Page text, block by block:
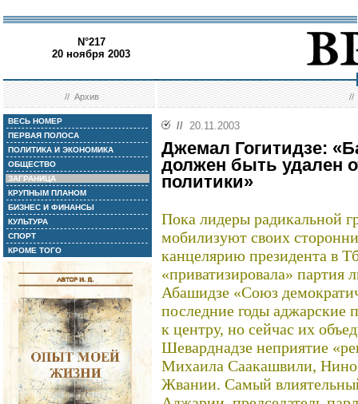
N°217
20 ноября 2003
//Архив //
ВЕСЬ НОМЕР
ПЕРВАЯ ПОЛОСА
ПОЛИТИКА И ЭКОНОМИКА
ОБЩЕСТВО
ЗАГРАНИЦА
КРУПНЫМ ПЛАНОМ
БИЗНЕС И ФИНАНСЫ
КУЛЬТУРА
СПОРТ
КРОМЕ ТОГО
// 20.11.2003
Джемал Гогитидзе:
должен быть удален
политики»
Пока лидеры радикальной
мобилизуют своих
канцелярию президента в
«приватизировала» партия
Абашидзе «Союз
последние годы аджарские
к центру, но сейчас их
Шеварднадзе неприятие
Михаила Саакашвили, Нино
Жвании. Самый